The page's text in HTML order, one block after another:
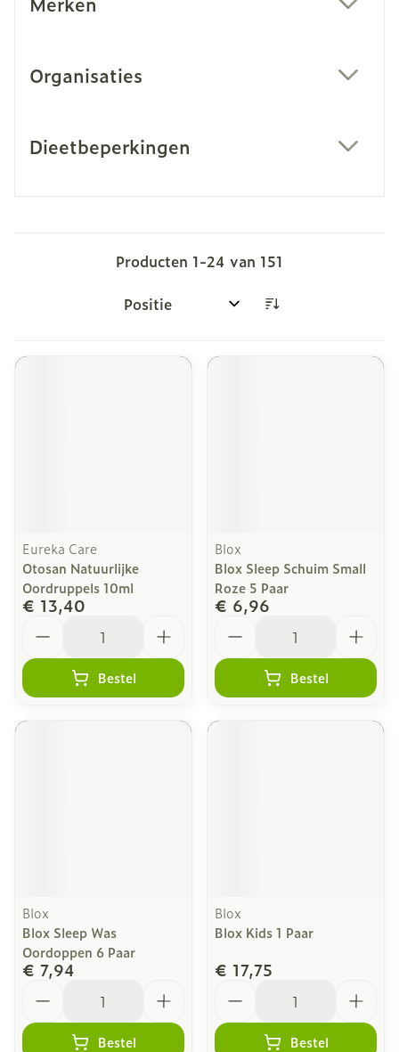
Organisaties
Dieetbeperkingen
Producten 1-24 van 151
Sorteer op:
Eureka Care
Otosan Natuurlijke
Oordruppels 10ml
€ 13,40
Bestel
Blox
Blox Sleep Schuim Small
Roze 5 Paar
€ 6,96
Bestel
Blox
Blox Sleep Was
Oordoppen 6 Paar
€ 7,94
Bestel
Blox
Blox Kids 1 Paar
€ 17,75
Bestel